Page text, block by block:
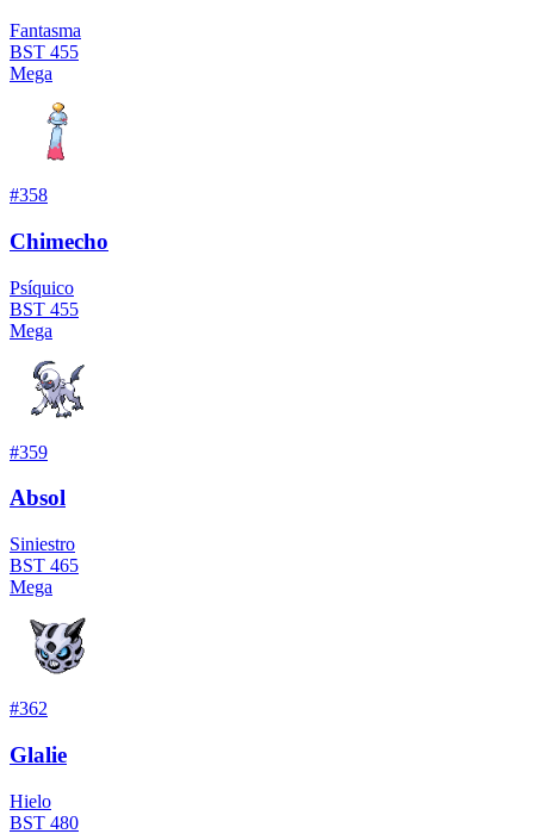
Fantasma
BST 455
Mega
#358
Chimecho
Psíquico
BST 455
Mega
#359
Absol
Siniestro
BST 465
Mega
#362
Glalie
Hielo
BST 480